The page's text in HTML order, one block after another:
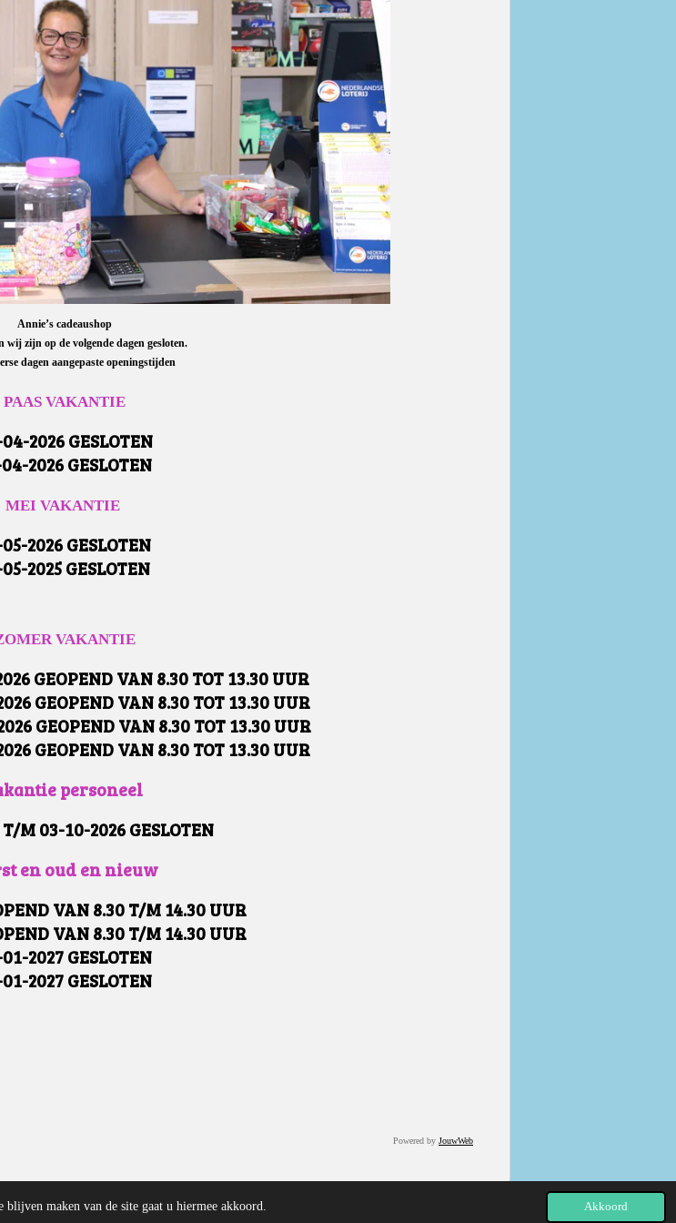
maken van de site gaat u hiermee akkoord. Akkoord
Annie’s cadeaushop
wij zijn op de volgende dagen gesloten.
dagen aangepaste openingstijden
PAAS VAKANTIE
2026 GESLOTEN
2026 GESLOTEN
MEI VAKANTIE
2026 GESLOTEN
2025 GESLOTEN
VAKANTIE
GEOPEND VAN 8.30 TOT 13.30 UUR
GEOPEND VAN 8.30 TOT 13.30 UUR
GEOPEND VAN 8.30 TOT 13.30 UUR
GEOPEND VAN 8.30 TOT 13.30 UUR
personeel
M 03-10-2026 GESLOTEN
en oud en nieuw
VAN 8.30 T/M 14.30 UUR
VAN 8.30 T/M 14.30 UUR
2027 GESLOTEN
2027 GESLOTEN
Powered by JouwWeb